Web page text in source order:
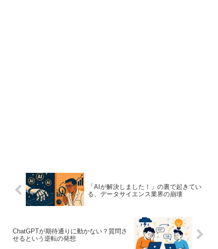
「AIが解決しました！」の裏で起きてい
る、データサイエンス業界の崩壊
ChatGPTが期待通りに動かない？質問さ
せるという逆転の発想